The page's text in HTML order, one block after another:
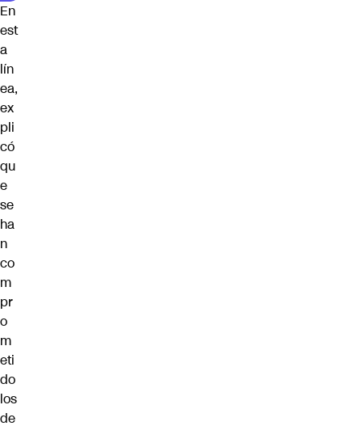
En
est
a
lín
ea,
ex
pli
có
qu
e
se
ha
n
co
m
pr
o
m
eti
do
los
de